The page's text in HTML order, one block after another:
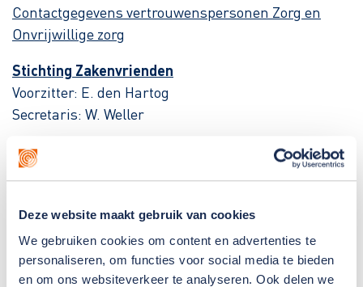
Deze website maakt gebruik van cookies
We gebruiken cookies om content en advertenties te
personaliseren, om functies voor social media te bieden
en om ons websiteverkeer te analyseren. Ook delen we
Contactgegevens vertrouwenspersonen Zorg en
Onvrijwillige zorg
Stichting Zakenvrienden
Voorzitter: E. den Hartog
Secretaris: W. Weller
Ondernemingsraad
Secretaris: Elise Mom
Klachtencommissie
Medewerkers
Voorzitter: mr. D. van Dorth tot Medler